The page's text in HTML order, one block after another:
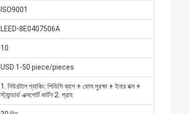
ISO9001
LEED-8E0407506A
10
USD 1-50 piece/pieces
1. নিউরটাল প্যাকিং: পিভিসি ব্যাগ + ফোম সুরক্ষা + ইনার বক্স +
স্ট্যান্ডার্ড এক্সপোর্ট কার্টন 2. গ্রাহ